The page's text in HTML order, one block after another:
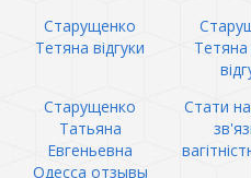
Старущенко
Тетяна відгуки
Старущенко
Татьяна
Евгеньевна
Одесса отзывы
Стати